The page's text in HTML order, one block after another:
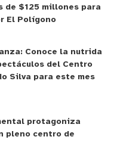
de $125 millones para
El Polígono
Conoce la nutrida
del Centro
Silva para este mes
protagoniza
pleno centro de